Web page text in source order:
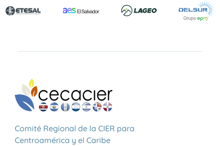
Comité Regional de la CIER para
Centroamérica y el Caribe